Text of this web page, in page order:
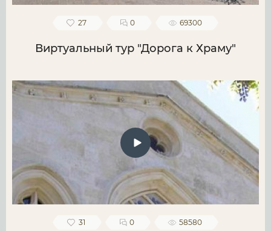
27 0 69300
Виртуальный тур "Дорога к Храму"
31 0 58580